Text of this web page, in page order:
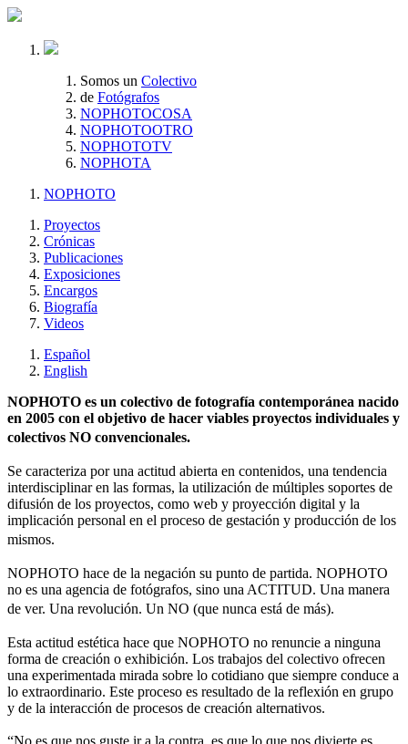
Somos un Colectivo
de Fotógrafos
NOPHOTOCOSA
NOPHOTOOTRO
NOPHOTOTV
NOPHOTA
NOPHOTO
Proyectos
Crónicas
Publicaciones
Exposiciones
Encargos
Biografía
Videos
Español
English
NOPHOTO es un colectivo de fotografía contemporánea nacido
en 2005 con el objetivo de hacer viables proyectos individuales y
colectivos NO convencionales.
Se caracteriza por una actitud abierta en contenidos, una tendencia
interdisciplinar en las formas, la utilización de múltiples soportes de
difusión de los proyectos, como web y proyección digital y la
implicación personal en el proceso de gestación y producción de los
mismos.
NOPHOTO hace de la negación su punto de partida. NOPHOTO
no es una agencia de fotógrafos, sino una ACTITUD. Una manera
de ver. Una revolución. Un NO (que nunca está de más).
Esta actitud estética hace que NOPHOTO no renuncie a ninguna
forma de creación o exhibición. Los trabajos del colectivo ofrecen
una experimentada mirada sobre lo cotidiano que siempre conduce a
lo extraordinario. Este proceso es resultado de la reflexión en grupo
y de la interacción de procesos de creación alternativos.
“No es que nos guste ir a la contra, es que lo que nos divierte es